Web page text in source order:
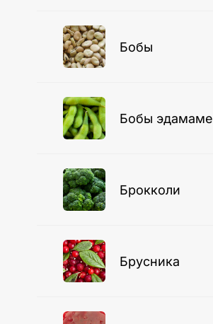
Бобы
Бобы эдамаме
Брокколи
Брусника